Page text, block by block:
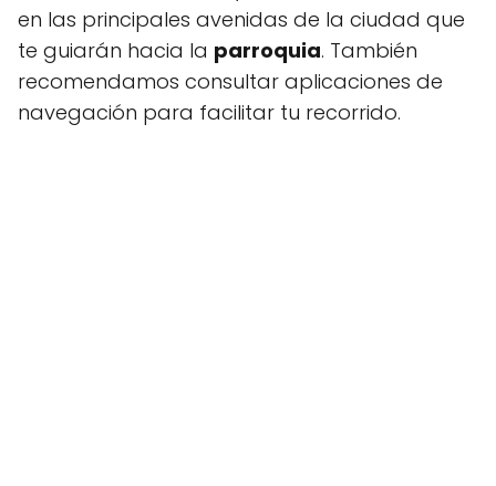
en las principales avenidas de la ciudad que
te guiarán hacia la parroquia. También
recomendamos consultar aplicaciones de
navegación para facilitar tu recorrido.